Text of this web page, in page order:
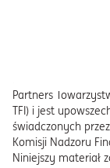
Nota
Partners
TFI) i jest
świadczonych
Komisji Nadzoru
Niniejszy materiał